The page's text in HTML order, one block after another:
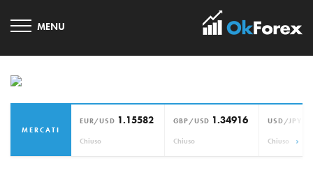
MERCATI
EUR/USD 1.15582
Chiuso
GBP/USD 1.34916
Chiuso
USD/JPY
Chiuso